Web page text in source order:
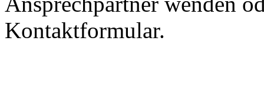
Kontaktformular.